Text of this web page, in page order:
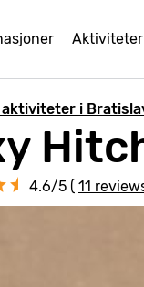
Aktiviteter
aktiviteter i
4.6/5 ( 11